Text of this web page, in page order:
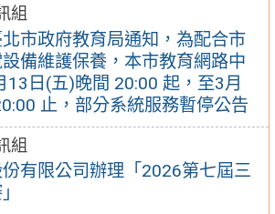
組
北市政府教育局通知，為配合市
備維護保養，本市教育網路中
13日(五)晚間 20:00 起，至3月
止，部分系統服務暫停公告
組
有限公司辦理「2026第七屆三